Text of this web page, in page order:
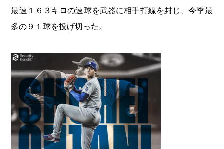
最速１６３キロの速球を武器に相手打線を封じ、今季最
多の９１球を投げ切った。